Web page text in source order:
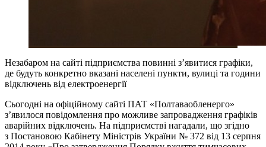
Незабаром на сайті підприємства повинні з’явитися графіки,
де будуть конкретно вказані населені пункти, вулиці та години
відключень від електроенергії
Сьогодні на офіційному сайті ПАТ «Полтаваобленерго»
з’явилося повідомлення про можливе запровадження графіків
аварійних відключень. На підприємстві нагадали, що згідно
з Постановою Кабінету Міністрів України № 372 від 13 серпня